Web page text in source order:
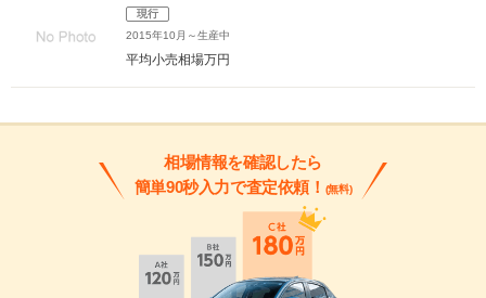
現行
2015年10月～生産中
平均小売相場万円
相場情報を確認したら
簡単90秒入力で査定依頼！ (無料)